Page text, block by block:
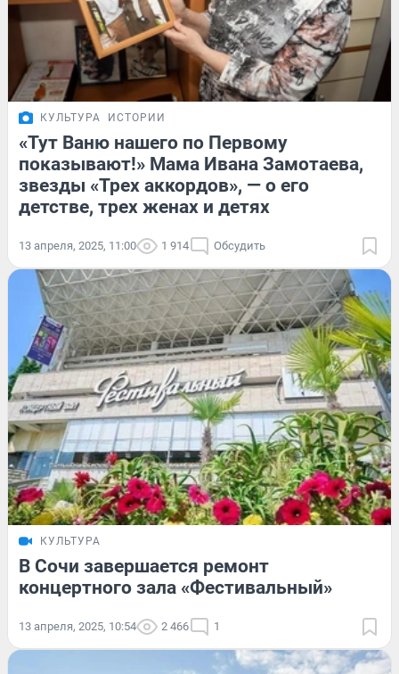
КУЛЬТУРА ИСТОРИИ
«Тут Ваню нашего по Первому
показывают!» Мама Ивана Замотаева,
звезды «Трех аккордов», — о его
детстве, трех женах и детях
13 апреля, 2025, 11:00 1 914 Обсудить
КУЛЬТУРА
В Сочи завершается ремонт
концертного зала «Фестивальный»
13 апреля, 2025, 10:54 2 466 1